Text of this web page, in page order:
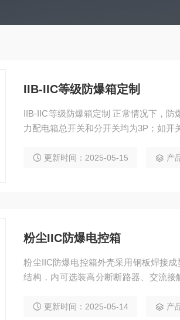
IIB-IIC等级防爆箱定制
IIB-IIC等级防爆箱定制 正常情况下，防
力配电箱总开关和分开关均为3P；如开
更新时间：2025-05-15 产
粉尘IIC防爆电控箱
粉尘IIC防爆电控箱外壳采用钢板焊接
结构，内可选装高分断断路器、交流
布线均可，进出线口方向及内部元件可
更新时间：2025-05-14 产